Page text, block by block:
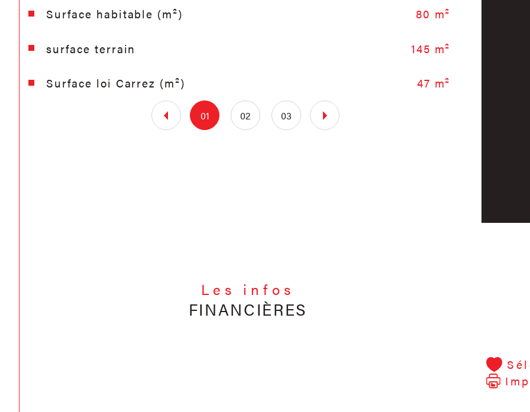
Surface habitable (m²) 80 m²
surface terrain 145 m²
Surface loi Carrez (m²) 47 m²
01 02 03
Les infos
FINANCIÈRES